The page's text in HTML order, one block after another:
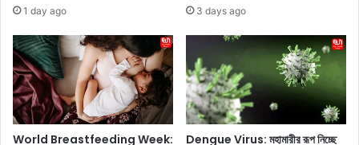
ম
ক
,
লো
ক
স
ভা
নি
o
d
y
:
জী
ব
নে
1 day ago 3 days ago
World Breastfeeding Week:
Dengue Virus: মহামারীর রূপ নিচ্ছে